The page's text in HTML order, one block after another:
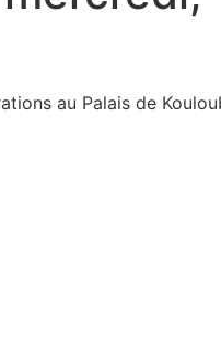
au Palais de